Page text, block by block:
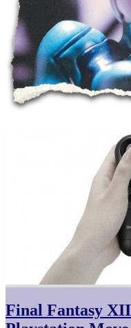
Final Fantasy